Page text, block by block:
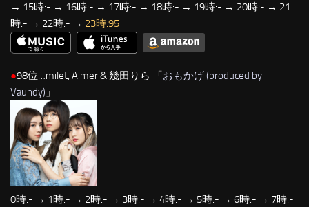
→ 15時:- → 16時:- → 17時:- → 18時:- → 19時:- → 20時:- → 21
時:- → 22時:- → 23時:95
●98位…milet, Aimer & 幾田りら 「おもかげ (produced by
Vaundy) 」
0時:- → 1時:- → 2時:- → 3時:- → 4時:- → 5時:- → 6時:- → 7時:-